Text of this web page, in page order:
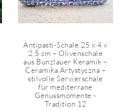
Antipasti-Schale 25 x 4 x
2,5 cm – Olivenschale
aus Bunzlauer Keramik –
Ceramika Artystyczna –
stilvolle Servierschale
für mediterrane
Genussmomente -
Tradition 12